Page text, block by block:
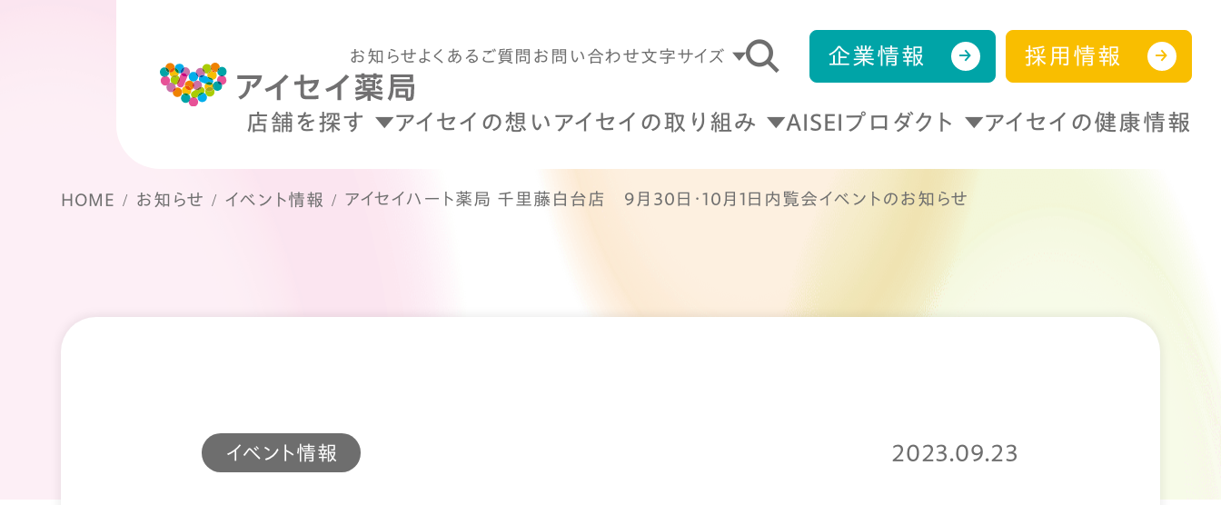
お知らせよくあるご質問 お問い合わせ文字サイズ 企業情報 採用情報
店舗を探す アイセイの想い アイセイの取り組み AISEIプロダクト アイセイの健康情報
HOME お知らせ イベント情報 アイセイハート薬局 千里藤白台店 9月30日・10月1日内覧会イベントのお知らせ
イベント情報 2023.09.23